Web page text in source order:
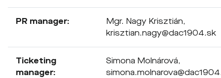
PR manager:
Mgr. Nagy Krisztián,
krisztian.nagy@dac1904.sk
Ticketing
manager:
Simona Molnárová,